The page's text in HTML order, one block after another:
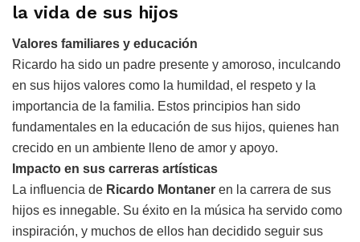
la vida de sus hijos
Valores familiares y educación
Ricardo ha sido un padre presente y amoroso, inculcando
en sus hijos valores como la humildad, el respeto y la
importancia de la familia. Estos principios han sido
fundamentales en la educación de sus hijos, quienes han
crecido en un ambiente lleno de amor y apoyo.
Impacto en sus carreras artísticas
La influencia de Ricardo Montaner en la carrera de sus
hijos es innegable. Su éxito en la música ha servido como
inspiración, y muchos de ellos han decidido seguir sus